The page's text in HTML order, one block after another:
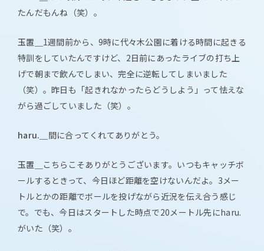
たんだもんね（笑）。
玉置＿ 1週間前から、9時に代々木公園に着ける時間に起きる
特訓をしていたんですけど、2日前にあったライブの打ち上
げで朝まで飲んでしまい、完全に逆転してしまいました
（笑）。昨日も「起きれなかったらどうしよう」って怯えな
がら過ごしていました（笑）。
haru.＿ 間に合ってくれてありがとう。
玉置＿
こちらこそありがとうございます。いつもキャッチボ
ールするときって、今日ほど距離を空けないんだよ。3メー
トルとかの距離でボールを投げながら近況を伝え合う感じ
で。でも、今日はスタートした時点で20メートル先にharu.
がいた（笑）。